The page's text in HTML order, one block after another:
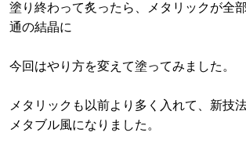
塗り終わって炙ったら、メタリックが全
通の結晶に
今回はやり方を変えて塗ってみました。
メタリックも以前より多く入れて、新技
メタブル風になりました。